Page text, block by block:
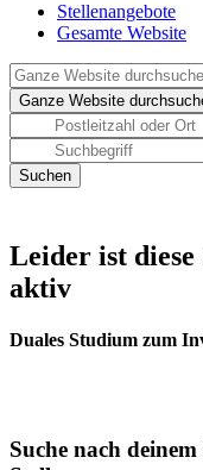
Stellenangebote
Gesamte Website
Leider ist
aktiv
Duales Studium zum
Suche nach